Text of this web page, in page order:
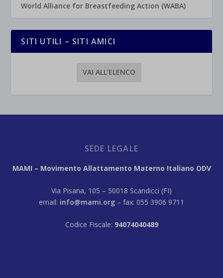
World Alliance for Breastfeeding Action (WABA)
SITI UTILI – SITI AMICI
VAI ALL’ELENCO
SEDE LEGALE
MAMI – Movimento Allattamento Materno Italiano ODV
Via Pisana, 105 – 50018 Scandicci (FI)
email: info@mami.org – fax: 055 3906 9711
Codice Fiscale: 94074040489